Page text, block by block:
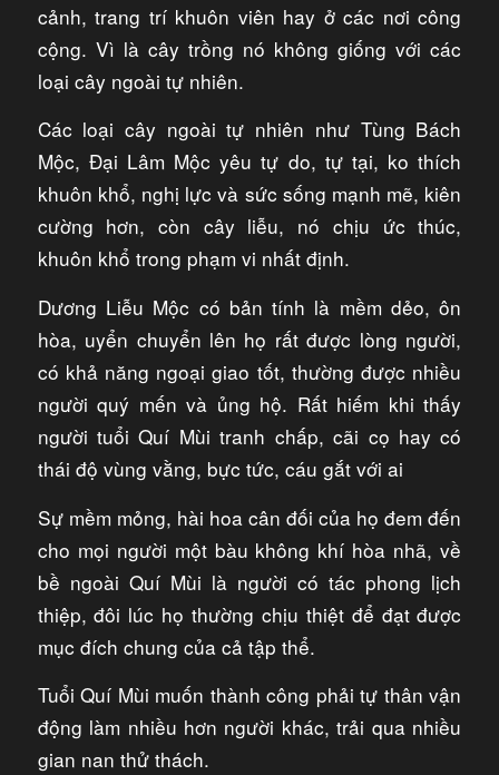
cảnh, trang trí khuôn viên hay ở các nơi công
cộng. Vì là cây trồng nó không giống với các
loại cây ngoài tự nhiên.
Các loại cây ngoài tự nhiên như Tùng Bách
Mộc, Đại Lâm Mộc yêu tự do, tự tại, ko thích
khuôn khổ, nghị lực và sức sống mạnh mẽ, kiên
cường hơn, còn cây liễu, nó chịu ức thúc,
khuôn khổ trong phạm vi nhất định.
Dương Liễu Mộc có bản tính là mềm dẻo, ôn
hòa, uyển chuyển lên họ rất được lòng người,
có khả năng ngoại giao tốt, thường được nhiều
người quý mến và ủng hộ. Rất hiếm khi thấy
người tuổi Quí Mùi tranh chấp, cãi cọ hay có
thái độ vùng vằng, bực tức, cáu gắt với ai
Sự mềm mỏng, hài hoa cân đối của họ đem đến
cho mọi người một bàu không khí hòa nhã, về
bề ngoài Quí Mùi là người có tác phong lịch
thiệp, đôi lúc họ thường chịu thiệt để đạt được
mục đích chung của cả tập thể.
Tuổi Quí Mùi muốn thành công phải tự thân vận
động làm nhiều hơn người khác, trải qua nhiều
gian nan thử thách.